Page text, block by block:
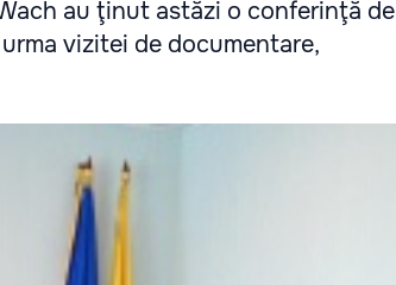
au ţinut astăzi o conferinţă de
vizitei de documentare,